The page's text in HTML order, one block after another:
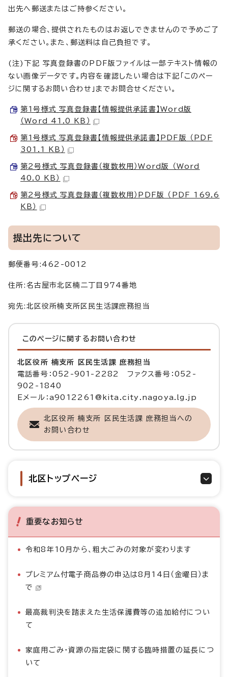
出先へ郵送またはご持参ください。
郵送の場合、提供されたものはお返しできませんので予めご了
承ください。また、郵送料は自己負担です。
(注)下記 写真登録書のPDF版ファイルは一部テキスト情報の
ない画像データです。内容を確認したい場合は下記「このペー
ジに関するお問い合わせ」までお問合せください。
第1号様式_写真登録書【情報提供承諾書】Word版
（Word 41.0 KB）
第1号様式_写真登録書【情報提供承諾書】PDF版 （PDF
301.1 KB）
第2号様式_写真登録書（複数枚用）Word版 （Word
40.0 KB）
第2号様式_写真登録書（複数枚用）PDF版 （PDF 169.6
KB）
提出先について
郵便番号:462-0012
住所:名古屋市北区楠二丁目974番地
宛先:北区役所楠支所区民生活課庶務担当
このページに関する お問い合わせ
北区役所 楠支所 区民生活課 庶務担当
電話番号：052-901-2282 ファクス番号：052-
902-1840
Eメール：a9012261@kita.city.nagoya.lg.jp
北区役所 楠支所 区民生活課 庶務担当への
お問い合わせ
北区トップページ
重要なお知らせ
令和8年10月から、粗大ごみの対象が変わります
プレミアム付電子商品券の申込は8月14日（金曜日）ま
で
最高裁判決を踏まえた生活保護費等の追加給付につい
て
家庭用ごみ・資源の指定袋に関する臨時措置の延長につ
いて